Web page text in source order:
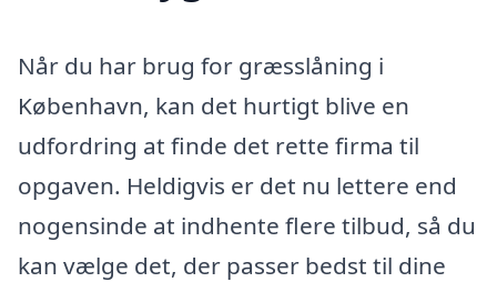
Når du har brug for græsslåning i
København, kan det hurtigt blive en
udfordring at finde det rette firma til
opgaven. Heldigvis er det nu lettere end
nogensinde at indhente flere tilbud, så du
kan vælge det, der passer bedst til dine